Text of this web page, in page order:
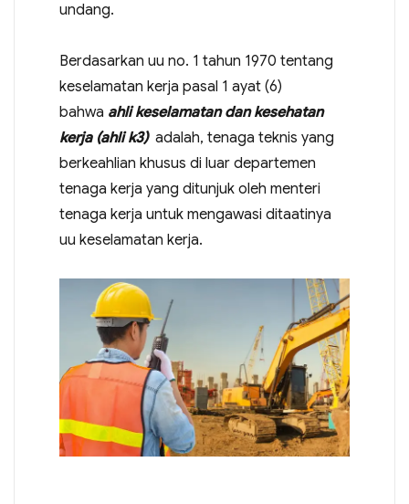
undang.
Berdasarkan uu no. 1 tahun 1970 tentang
keselamatan kerja pasal 1 ayat (6)
bahwa ahli keselamatan dan kesehatan
kerja (ahli k3)adalah, tenaga teknis yang
berkeahlian khusus di luar departemen
tenaga kerja yang ditunjuk oleh menteri
tenaga kerja untuk mengawasi ditaatinya
uu keselamatan kerja.